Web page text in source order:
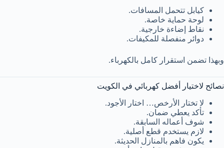
كيابل تتحمل المسافات.
لوحة حماية خاصة.
نقاط إضاءة خارجية.
دوائر منفصلة للمكيفات.
وبهذا تضمن استقرار كامل بالكهرباء.
نصائح لاختيار أفضل كهربائي في الكويت
لا تختار الأرخص… اختار الأجود.
تأكد يعطي ضمان.
شوف أعماله السابقة.
لازم يستخدم قطع أصلية.
يكون فاهم بالمنازل الحديثة.